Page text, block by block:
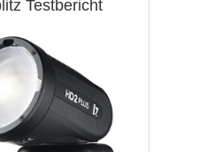
Testbericht